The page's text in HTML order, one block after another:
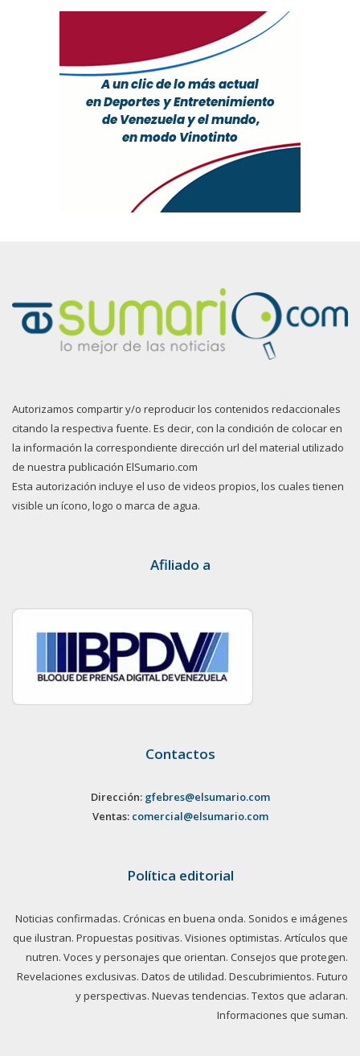
Autorizamos compartir y/o reproducir los contenidos redaccionales
citando la respectiva fuente. Es decir, con la condición de colocar en
la información la correspondiente dirección url del material utilizado
de nuestra publicación ElSumario.com
Esta autorización incluye el uso de videos propios, los cuales tienen
visible un ícono, logo o marca de agua.
Afiliado a
Contactos
Dirección: gfebres@elsumario.com
Ventas: comercial@elsumario.com
Política editorial
Noticias confirmadas. Crónicas en buena onda. Sonidos e imágenes
que ilustran. Propuestas positivas. Visiones optimistas. Artículos que
nutren. Voces y personajes que orientan. Consejos que protegen.
Revelaciones exclusivas. Datos de utilidad. Descubrimientos. Futuro
y perspectivas. Nuevas tendencias. Textos que aclaran.
Informaciones que suman.